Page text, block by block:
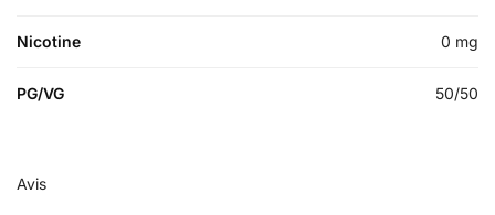
Nicotine 0 mg
PG/VG 50/50
Avis